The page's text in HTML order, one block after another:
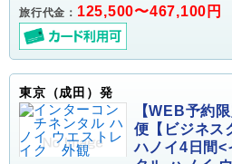
旅行代金： 125,500〜467,100円
東京（成田）発
【WEB予約
便【ビジネス
ハノイ4日間<